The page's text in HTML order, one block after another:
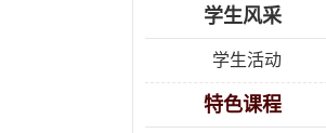
学生风采
学生活动
特色课程